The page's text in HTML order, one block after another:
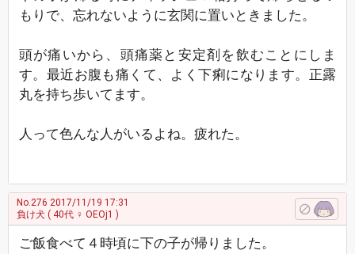
もりで、忘れないように玄関に置いときました。
頭が痛いから、頭痛薬と安定剤を飲むことにしま
す。最近お腹も痛くて、よく下痢になります。正露
丸を持ち歩いてます。
人って色んな人がいるよね。疲れた。
No.276 2017/11/19 17:31
負け犬 ( 40代 ♀ OEOj1 )
ご飯食べて４時頃に下の子が帰りました。